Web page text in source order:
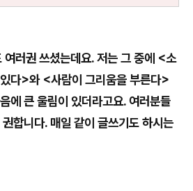
여러권 쓰셨는데요.저는 그 중에 <소
다>와 <사람이 그리움을 부른다>
에 큰 울림이 있더라고요.여러분들
합니다. 매일 같이 글쓰기도 하시는